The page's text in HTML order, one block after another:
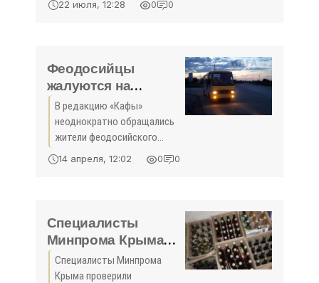
пляже состоялась 17 июля в
22 июля, 12:28 0 0
Феодосийцы
жалуются на
столпотворения в
маршрутках -
«Феодосия»
В редакцию «Кафы»
неоднократно обращались
жители феодосийского
округа с жалобой на
городской транспорт.
14 апреля, 12:02 0 0
Специалисты
Минпрома Крыма
проверили
легальность
Специалисты Минпрома
Крыма проверили